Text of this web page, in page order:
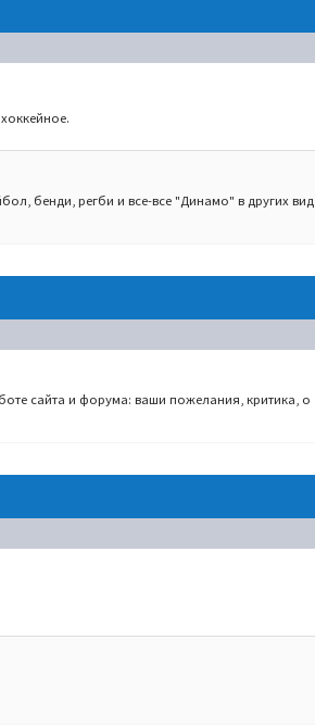
бенди, регби и все-все "Динамо" в других вид
сайта и форума: ваши пожелания, критика, о